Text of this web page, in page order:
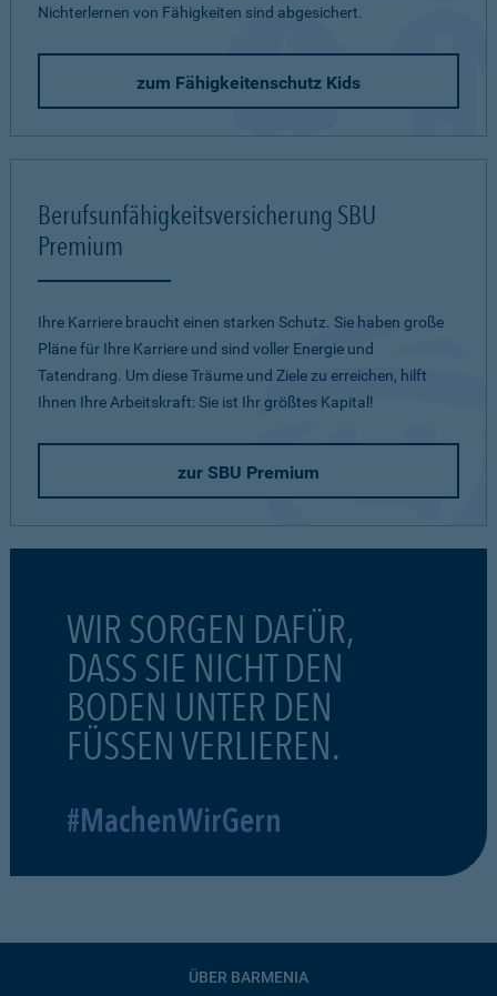
Nichterlernen von Fähigkeiten sind abgesichert.
zum Fähigkeitenschutz Kids
Berufsunfähigkeitsversicherung SBU
Premium
Ihre Karriere braucht einen starken Schutz. Sie haben große
Pläne für Ihre Karriere und sind voller Energie und
Tatendrang. Um diese Träume und Ziele zu erreichen, hilft
Ihnen Ihre Arbeitskraft: Sie ist Ihr größtes Kapital!
zur SBU Premium
WIR SORGEN DAFÜR,
DASS SIE NICHT DEN
BODEN UNTER DEN
FÜSSEN VERLIEREN.
#MachenWirGern
ÜBER BARMENIA